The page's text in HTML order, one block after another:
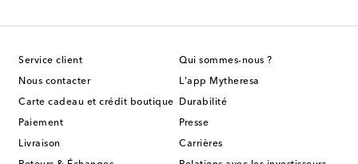
Service client
Nous contacter
Carte cadeau et crédit boutique
Paiement
Livraison
Qui sommes-nous ?
L'app Mytheresa
Durabilité
Presse
Carrières